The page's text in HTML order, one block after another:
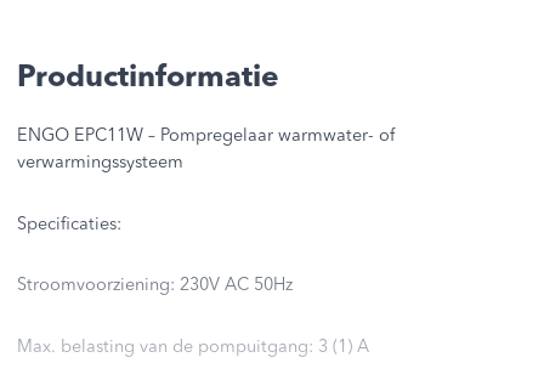
Productinformatie
ENGO EPC11W – Pompregelaar warmwater- of
verwarmingssysteem
Specificaties:
Stroomvoorziening: 230V AC 50Hz
Max. belasting van de pompuitgang: 3 (1) A